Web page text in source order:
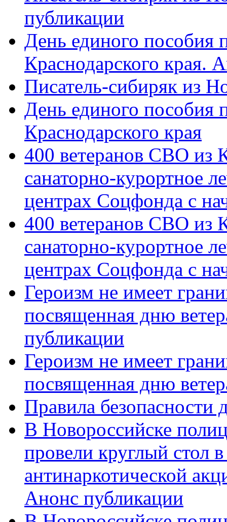
публикации
День единого пособия
Краснодарского края.
Писатель-сибиряк из
День единого пособия
Краснодарского края
400 ветеранов СВО из
санаторно-курортное
центрах Соцфонда с
400 ветеранов СВО из
санаторно-курортное
центрах Соцфонда с
Героизм не имеет
посвященная дню
публикации
Героизм не имеет
посвященная дню
Правила безопасности
В Новороссийске
провели круглый стол
антинаркотической
Анонс публикации